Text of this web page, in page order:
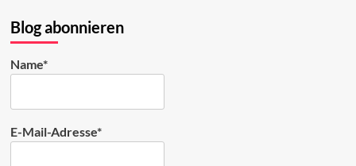
ansehen
Blog abonnieren
Name*
E-Mail-Adresse*